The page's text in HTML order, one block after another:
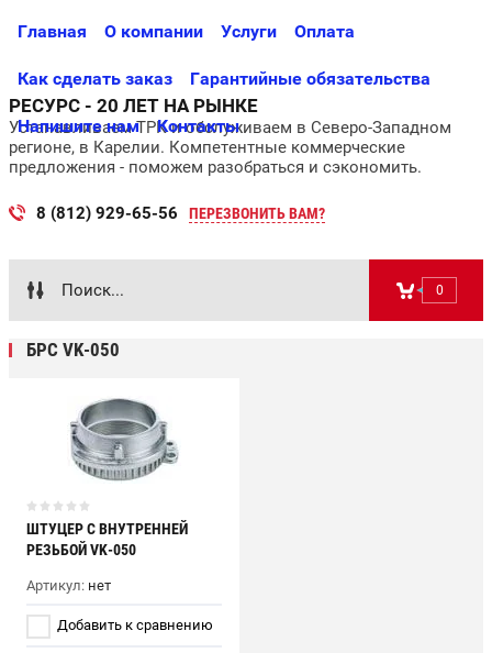
Главная О компании Услуги Оплата
Как сделать заказ Гарантийные обязательства
Напишите нам Контакты
РЕСУРС - 20 ЛЕТ НА РЫНКЕ
Устанавливаем ТРК и обслуживаем в Северо-Западном
регионе, в Карелии. Компетентные коммерческие
предложения - поможем разобраться и сэкономить.
8 (812) 929-65-56 ПЕРЕЗВОНИТЬ ВАМ?
0
БРС VK-050
ШТУЦЕР С ВНУТРЕННЕЙ
РЕЗЬБОЙ VK-050
Артикул: нет
Добавить к сравнению